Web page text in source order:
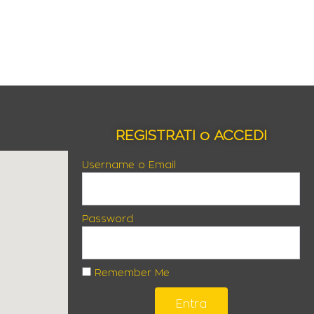
REGISTRATI o ACCEDI
Username o Email
Password
Remember Me
Entra